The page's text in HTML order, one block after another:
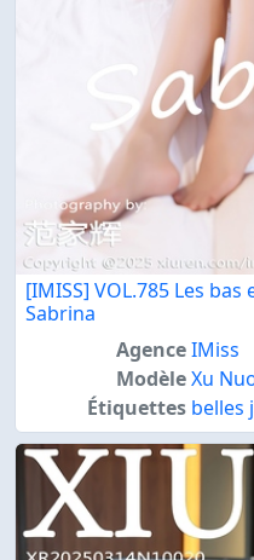
[IMISS] VOL.785 Les
Sabrina
AgenceIMiss
ModèleXu
Étiquettes belles